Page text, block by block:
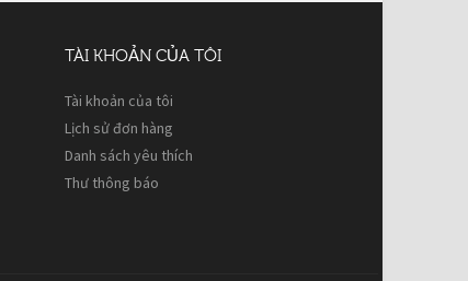
TÀI KHOẢN CỦA TÔI
Tài khoản của tôi
Lịch sử đơn hàng
Danh sách yêu thích
Thư thông báo